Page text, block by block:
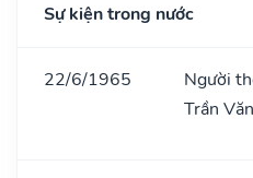
Sự kiện trong nước
22/6/1965
Người
Trần